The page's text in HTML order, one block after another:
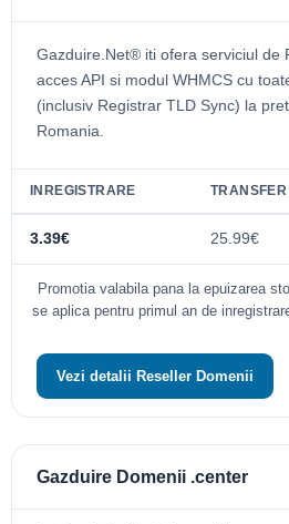
Gazduire.Net® iti ofera serviciul de
acces API si modul WHMCS cu
(inclusiv Registrar TLD Sync) la
Romania.
INREGISTRARE TRANSFER
3.39€ 25.99€
Promotia valabila pana la epuizarea
se aplica pentru primul an de
Vezi detalii Reseller Domenii
Gazduire Domenii .center